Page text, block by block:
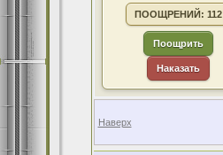
ПООЩРЕНИЙ: 112
Поощрить
Наказать
Наверх